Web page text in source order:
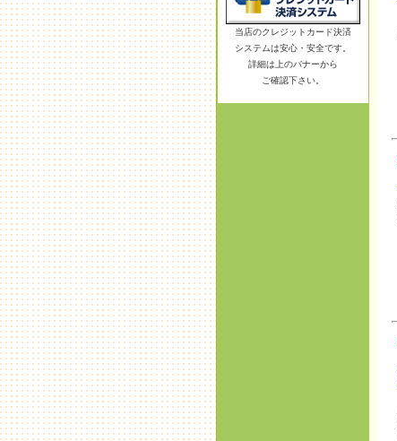
当店のクレジットカード決済
システムは安心・安全です。
詳細は上のバナーから
ご確認下さい。